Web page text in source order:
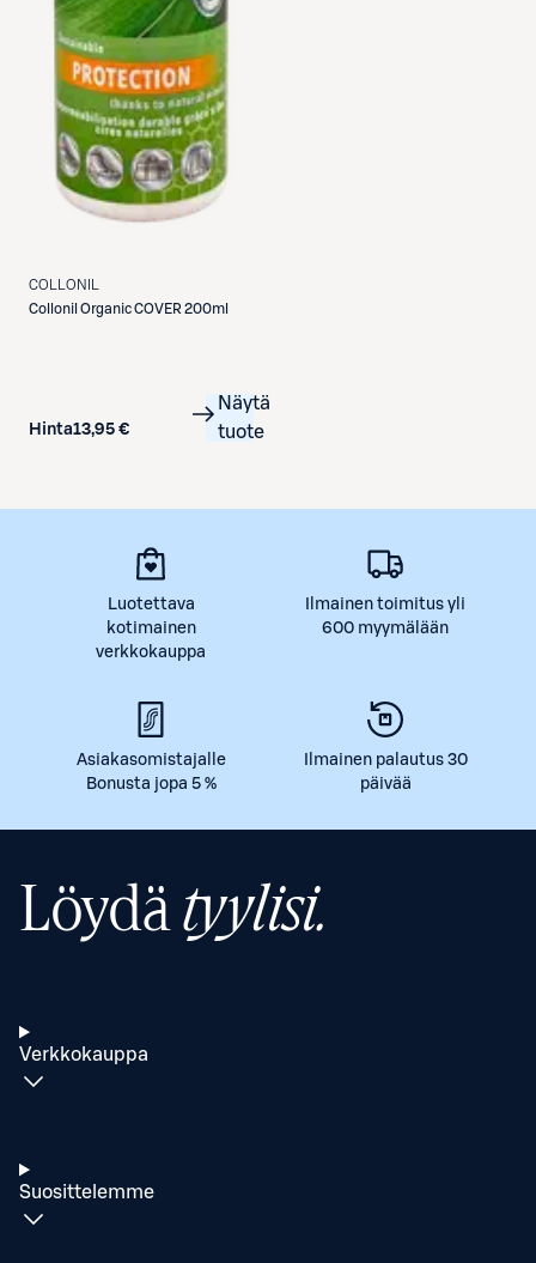
COLLONIL
Collonil Organic COVER 200ml
Hinta13,95 €
Näytä
tuote
Luotettava
kotimainen
verkkokauppa
Ilmainen toimitus yli
600 myymälään
Asiakasomistajalle
Bonusta jopa 5 %
Ilmainen palautus 30
päivää
Löydätyylisi.
Verkkokauppa
Suosittelemme